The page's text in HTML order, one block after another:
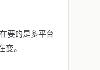
要的是多平台
。